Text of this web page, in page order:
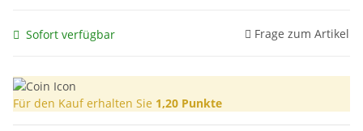
Sofort verfügbar Frage zum Artikel
Für den Kauf erhalten Sie 1,20 Punkte